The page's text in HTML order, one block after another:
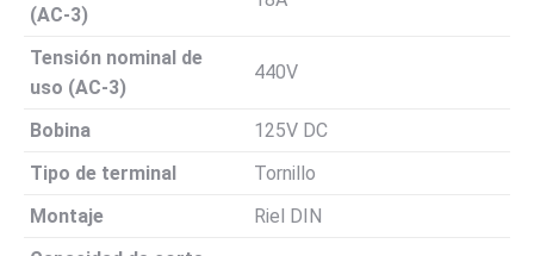
(AC-3)
Tensión nominal de
uso (AC-3)
440V
Bobina
125V DC
Tipo de terminal
Tornillo
Montaje
Riel DIN